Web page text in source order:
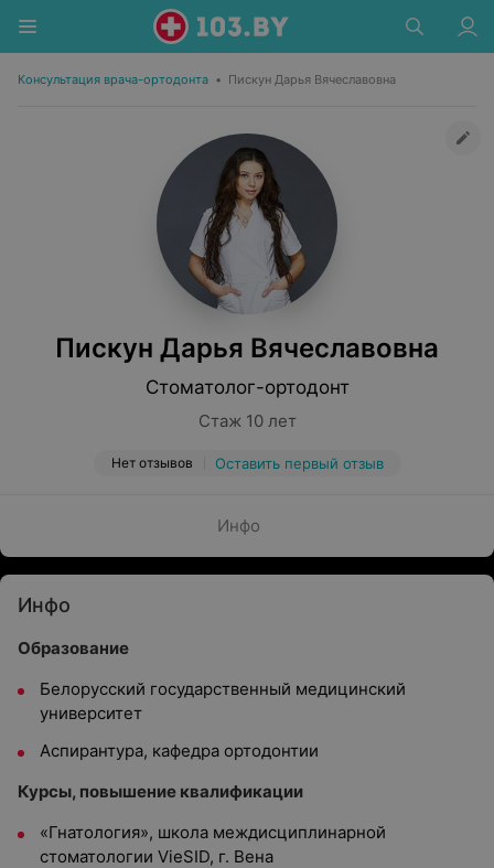
Консультация врача-ортодонта • Пискун Дарья Вячеславовна
Пискун Дарья Вячеславовна
Стоматолог-ортодонт
Стаж 10 лет
Нет отзывов Оставить первый отзыв
Инфо
Инфо
Образование
Белорусский государственный медицинский
университет
Аспирантура, кафедра ортодонтии
Курсы, повышение квалификации
«Гнатология», школа междисциплинарной
стоматологии VieSID, г. Вена